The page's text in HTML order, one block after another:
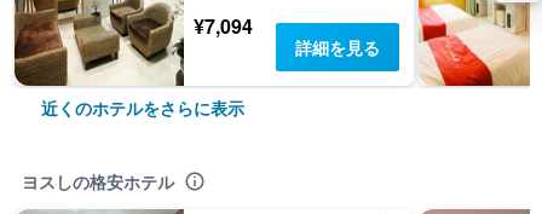
¥7,094
詳細を見る
近くのホテルをさらに表示
ヨスしの格安ホテル